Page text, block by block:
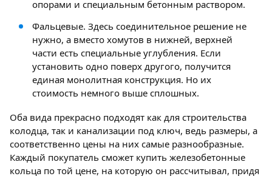
опорами и специальным бетонным раствором.
Фальцевые. Здесь соединительное решение не
нужно, а вместо хомутов в нижней, верхней
части есть специальные углубления. Если
установить одно поверх другого, получится
единая монолитная конструкция. Но их
стоимость немного выше сплошных.
Оба вида прекрасно подходят как для строительства
колодца, так и канализации под ключ, ведь размеры, а
соответственно цены на них самые разнообразные.
Каждый покупатель сможет купить железобетонные
кольца по той цене, на которую он рассчитывал, придя